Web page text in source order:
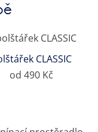
CLASSIC
od 490 Kč